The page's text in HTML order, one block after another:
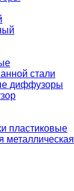
стали
диффузоры
пластиковые
металлическая